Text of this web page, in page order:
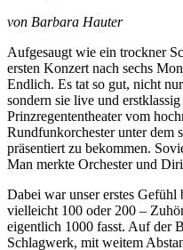
von Barbara Hauter
Aufgesaugt wie ein trockner
ersten Konzert nach sechs
Endlich. Es tat so gut, nicht
sondern sie live und
Prinzregententheater vom
Rundfunkorchester unter dem
präsentiert zu bekommen.
Man merkte Orchester und
Dabei war unser erstes
vielleicht 100 oder 200 –
eigentlich 1000 fasst. Auf der
Schlagwerk, mit weitem